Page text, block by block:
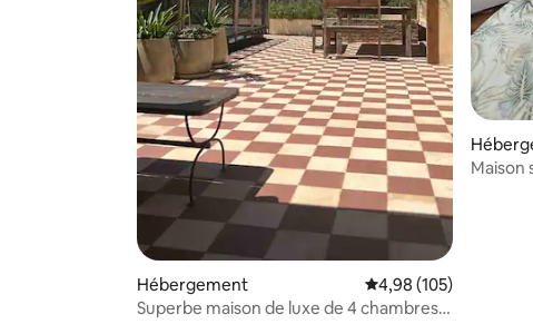
Hébergement Évaluation moyenne
4,98 (105)
Superbe maison de luxe de 4 chambres
Maison